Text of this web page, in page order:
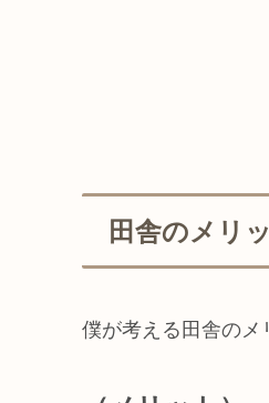
田舎のメリ
僕が考える田舎の